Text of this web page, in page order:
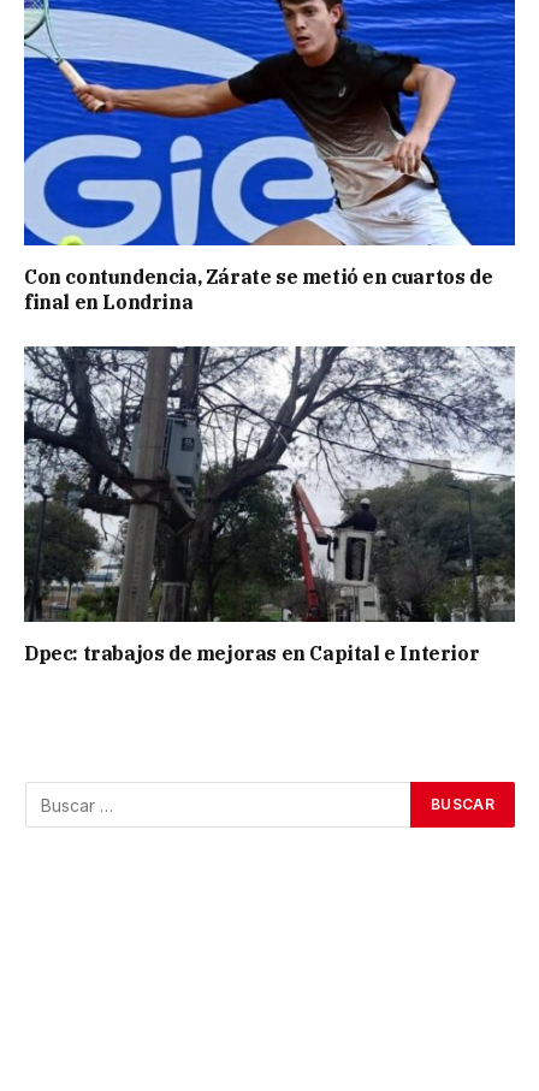
Con contundencia, Zárate se metió en cuartos de
final en Londrina
Dpec: trabajos de mejoras en Capital e Interior